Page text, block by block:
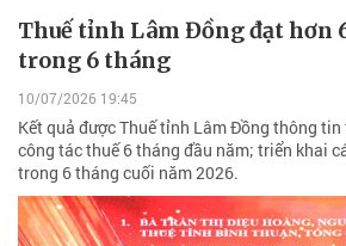
Thuế tỉnh Lâm Đồng đạt hơn
trong 6 tháng
10/07/2026 19:45
Kết quả được Thuế tỉnh Lâm Đồng thông
công tác thuế 6 tháng đầu năm; triển khai
trong 6 tháng cuối năm 2026.